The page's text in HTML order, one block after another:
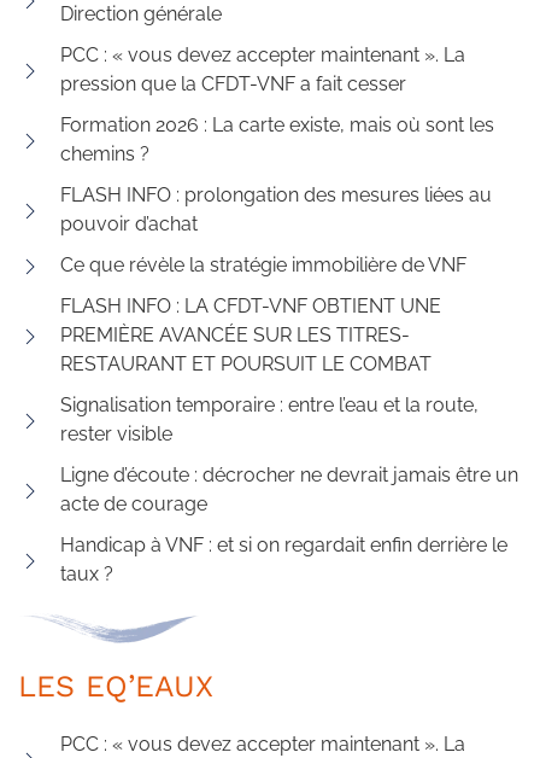
Direction générale
PCC : « vous devez accepter maintenant ». La
pression que la CFDT-VNF a fait cesser
Formation 2026 : La carte existe, mais où sont les
chemins ?
FLASH INFO : prolongation des mesures liées au
pouvoir d’achat
Ce que révèle la stratégie immobilière de VNF
FLASH INFO : LA CFDT-VNF OBTIENT UNE
PREMIÈRE AVANCÉE SUR LES TITRES-
RESTAURANT ET POURSUIT LE COMBAT
Signalisation temporaire : entre l’eau et la route,
rester visible
Ligne d’écoute : décrocher ne devrait jamais être un
acte de courage
Handicap à VNF : et si on regardait enfin derrière le
taux ?
LES EQ’EAUX
PCC : « vous devez accepter maintenant ». La